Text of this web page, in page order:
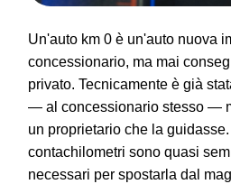
Un'auto km 0 è un'auto nuova
concessionario, ma mai
privato. Tecnicamente è già
— al concessionario stesso —
un proprietario che la
contachilometri sono quasi
necessari per spostarla dal